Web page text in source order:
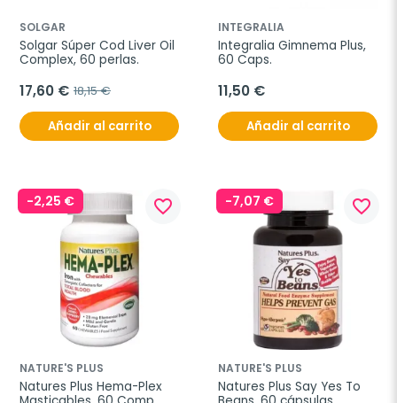
SOLGAR
Solgar Súper Cod Liver Oil
Complex, 60 perlas.
17,60 € 18,15 €
Añadir al carrito
INTEGRALIA
Integralia Gimnema Plus,
60 Caps.
11,50 €
Añadir al carrito
-2,25 € favorite_border
NATURE'S PLUS
Natures Plus Hema-Plex
-7,07 € favorite_border
NATURE'S PLUS
Natures Plus Say Yes To